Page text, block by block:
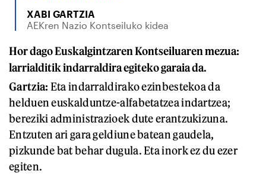
XABI GARTZIA
AEKren Nazio Kontseiluko kidea
Hor dago Euskalgintzaren Kontseiluaren mezua:
larrialditik indarraldira egiteko garaia da.
Gartzia: Eta indarraldirako ezinbestekoa da
helduen euskalduntze-alfabetatzea indartzea;
bereziki administrazioek dute erantzukizuna.
Entzuten ari gara geldiune batean gaudela,
pizkunde bat behar dugula. Eta inork ez du ezer
egiten.